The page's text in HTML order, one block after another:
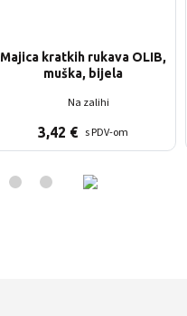
Majica kratkih rukava OLIB,
muška, bijela
Na zalihi
3,42 € s PDV-om